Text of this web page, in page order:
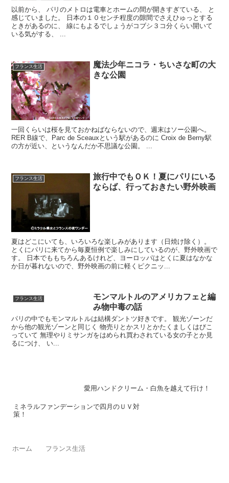
以前から、 パリのメトロは電車とホームの間が開きすぎている、 と
感じていました。 日本の１０センチ程度の隙間でさえひゅっとする
ときがあるのに、 線にもよるでしょうがコブシ３コ分くらい開いて
いる気がする、 ...
フランス生活
魔法少年ニコラ・ちいさな町の大
きな公園
一回くらいは桜を見ておかねばならないので、週末はソー公園へ。
RER B線で、Parc de Sceauxという駅があるのに Croix de Berny駅
の方が近い、というなんだか不思議な公園。 ...
フランス生活
旅行中でもＯＫ！夏にパリにいる
ならば、行っておきたい野外映画
夏はどこにいても、いろいろな楽しみがあります（日焼け除く）。
とくにパリに来てから毎夏恒例で楽しみにしているのが、野外映画で
す。 日本でももちろんあるけれど、ヨーロッパはとくに夏はなかな
か日が暮れないので、野外映画の前に軽くピクニッ...
フランス生活
モンマルトルのアメリカフェと編
み物中毒の話
パリの中でもモンマルトルは結構ダントツ好きです。 観光ゾーンだ
から他の観光ゾーンと同じく 物売りとかスリとかたくましくはびこ
っていて 無理やりミサンガをはめられ買わされている女の子とか見
るにつけ、 い...
愛用ハンドクリーム・白魚を越えて行け！
ミネラルファンデーションで四月のＵＶ対
策！
ホーム フランス生活